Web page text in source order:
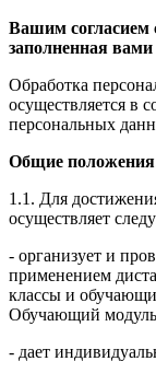
Вашим согласием
заполненная вами
Обработка
осуществляется в
персональных
Общие положения
1.1. Для
осуществляет
- организует и
применением
классы и
Обучающий
- дает